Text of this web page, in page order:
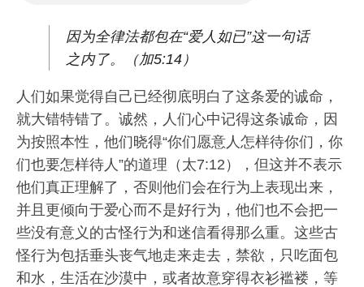
因为全律法都包在“爱人如已”这一句话
之内了。（加5:14）
人们如果觉得自己已经彻底明白了这条爱的诚命，
就大错特错了。诚然，人们心中记得这条诚命，因
为按照本性，他们晓得“你们愿意人怎样待你们，你
们也要怎样待人”的道理（太7:12），但这并不表示
他们真正理解了，否则他们会在行为上表现出来，
并且更倾向于爱心而不是好行为，他们也不会把一
些没有意义的古怪行为和迷信看得那么重。这些古
怪行为包括垂头丧气地走来走去，禁欲，只吃面包
和水，生活在沙漠中，或者故意穿得衣衫褴褛，等